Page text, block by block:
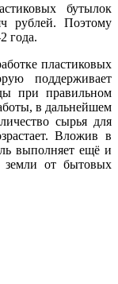
бутылок
рублей. Поэтому
года.
пластиковых
поддерживает
при правильном
в дальнейшем
сырья для
Вложив в
выполняет ещё и
от бытовых